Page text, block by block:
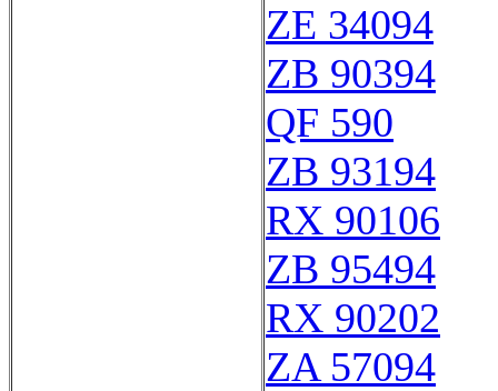
ZE 34094
ZB 90394
QF 590
ZB 93194
RX 90106
ZB 95494
RX 90202
ZA 57094